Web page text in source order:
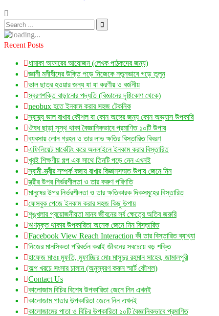
Recent Posts
ধামাকা অফারের আয়োজন (লেখক পাঠকদের জন্য)
জ্ঞানী মনীষীদের উক্তি পড়ে নিজেকে নতুনভাবে গড়ে তুলুন
ভাল ছাত্র হওয়ার জন্য যা যা করণীয় ও বর্জনীয়
স্বরণশক্তি বাড়ানোর পদ্ধতি (বিজ্ঞানের দৃষ্টিকোণ থেকে)
neobux হতে ইনকাম করার সহজ টেকনিক
স্বাস্থ্য ভাল রাখার কৌশল বা কোন অঙ্গের জন্য কোন অভ্যাস উপকারি
ঔষধ ছাড়া সুস্থ থাকা বৈজ্ঞানিকভাবে প্রমাণিত ১০টি উপায়
ব্যবসায় লোন গ্রহন ও তার লাভ ক্ষতির বিস্তারিত বিবরণ
এফিলিয়েট মার্কেটিং করে অনলাইনে ইনকাম করার বিস্তারিত
খুবই শিক্ষণীয় গল্প এক সাথে তিনটি পড়ে নেন এখনই
স্বামী-স্ত্রীর সম্পর্ক বজায় রাখার বিজ্ঞানসম্মত উপায় জেনে নিন
স্ত্রীর উপর নির্ভরশীলতা ও তার করুণ পরিণতি
মানুষের উপর নির্ভরশীলতা ও তার ক্ষতিকারক দিকসমূহের বিস্তারিত
ফেসবুক পেজে ইনকাম করার সহজ কিছু উপায়
শৃঙ্খলার প্রয়োজনীয়তা মানব জীবনের সর্ব ক্ষেত্রে অতিব জরুরি
ঋণমুক্ত থাকার উপকারিতা অনেক জেনে নিন বিস্তারিত
Facebook View Reach Interaction কী তার বিস্তারিত ব্যাখ্যা
নিজের মানসিকতা পরিবর্তন করাই জীবনের সবচেয়ে বড় শক্তি
হাফেজ মাওঃ মুফতি, মুফাচ্ছির মোঃ মাসুদুর রহমান সাহেব, জামালপুরী
অল্প খরচে সংসার চালান (অনুস্বরণ করুন স্মার্ট কৌশল)
Contact Us
কালোজাম বিচির বিশেষ উপকারিতা জেনে নিন এখনই
কালোজাম পাতার উপকারিতা জেনে নিন এখনই
কালোজামের পাতা ও বিচির উপকারিতা ১০টি বৈজ্ঞানিকভাবে প্রমাণিত